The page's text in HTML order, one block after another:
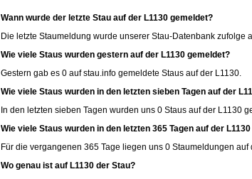
Wann wurde der letzte Stau auf der L1130 gemeldet?
Die letzte Staumeldung wurde unserer Stau-Datenbank
Wie viele Staus wurden gestern auf der L1130 gemeldet?
Gestern gab es 0 aufstau.info gemeldete Staus auf der L1130.
Wie viele Staus wurden in den letzten sieben Tagen auf der
In den letzten sieben Tagen wurden uns 0 Staus auf der L1130
Wie viele Staus wurden in den letzten 365 Tagen auf der
Für die vergangenen 365 Tage liegen uns 0 Staumeldungen auf
Wo genau ist auf L1130 der Stau?